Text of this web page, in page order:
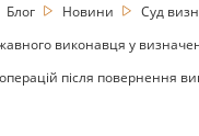
Блог Новини
Суд
виконавця у
після повернення